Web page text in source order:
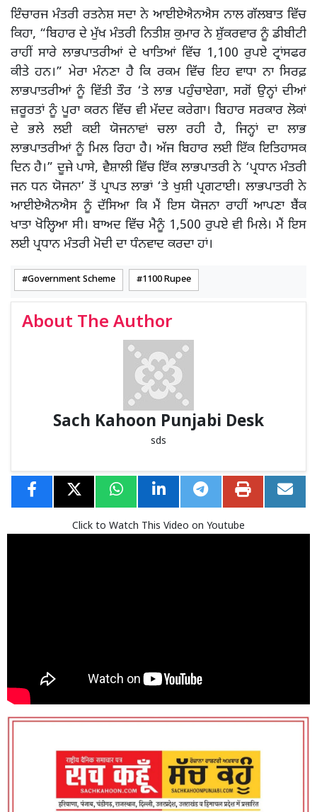
ਇੰਚਾਰਜ ਮੰਤਰੀ ਰਤਨੇਸ਼ ਸਦਾ ਨੇ ਆਈਏਐਨਐਸ ਨਾਲ ਗੱਲਬਾਤ ਵਿੱਚ
ਕਿਹਾ, “ਬਿਹਾਰ ਦੇ ਮੁੱਖ ਮੰਤਰੀ ਨਿਤੀਸ਼ ਕੁਮਾਰ ਨੇ ਸ਼ੁੱਕਰਵਾਰ ਨੂੰ ਡੀਬੀਟੀ
ਰਾਹੀਂ ਸਾਰੇ ਲਾਭਪਾਤਰੀਆਂ ਦੇ ਖਾਤਿਆਂ ਵਿੱਚ 1,100 ਰੁਪਏ ਟ੍ਰਾਂਸਫਰ
ਕੀਤੇ ਹਨ।” ਮੇਰਾ ਮੰਨਣਾ ਹੈ ਕਿ ਰਕਮ ਵਿੱਚ ਇਹ ਵਾਧਾ ਨਾ ਸਿਰਫ਼
ਲਾਭਪਾਤਰੀਆਂ ਨੂੰ ਵਿੱਤੀ ਤੌਰ ‘ਤੇ ਲਾਭ ਪਹੁੰਚਾਏਗਾ, ਸਗੋਂ ਉਨ੍ਹਾਂ ਦੀਆਂ
ਜ਼ਰੂਰਤਾਂ ਨੂੰ ਪੂਰਾ ਕਰਨ ਵਿੱਚ ਵੀ ਮੱਦਦ ਕਰੇਗਾ। ਬਿਹਾਰ ਸਰਕਾਰ ਲੋਕਾਂ
ਦੇ ਭਲੇ ਲਈ ਕਈ ਯੋਜਨਾਵਾਂ ਚਲਾ ਰਹੀ ਹੈ, ਜਿਨ੍ਹਾਂ ਦਾ ਲਾਭ
ਲਾਭਪਾਤਰੀਆਂ ਨੂੰ ਮਿਲ ਰਿਹਾ ਹੈ। ਅੱਜ ਬਿਹਾਰ ਲਈ ਇੱਕ ਇਤਿਹਾਸਕ
ਦਿਨ ਹੈ।” ਦੂਜੇ ਪਾਸੇ, ਵੈਸ਼ਾਲੀ ਵਿੱਚ ਇੱਕ ਲਾਭਪਾਤਰੀ ਨੇ ‘ਪ੍ਰਧਾਨ ਮੰਤਰੀ
ਜਨ ਧਨ ਯੋਜਨਾ’ ਤੋਂ ਪ੍ਰਾਪਤ ਲਾਭਾਂ ‘ਤੇ ਖੁਸ਼ੀ ਪ੍ਰਗਟਾਈ। ਲਾਭਪਾਤਰੀ ਨੇ
ਆਈਏਐਨਐਸ ਨੂੰ ਦੱਸਿਆ ਕਿ ਮੈਂ ਇਸ ਯੋਜਨਾ ਰਾਹੀਂ ਆਪਣਾ ਬੈਂਕ
ਖਾਤਾ ਖੋਲ੍ਹਿਆ ਸੀ। ਬਾਅਦ ਵਿੱਚ ਮੈਨੂੰ 1,500 ਰੁਪਏ ਵੀ ਮਿਲੇ। ਮੈਂ ਇਸ
ਲਈ ਪ੍ਰਧਾਨ ਮੰਤਰੀ ਮੋਦੀ ਦਾ ਧੰਨਵਾਦ ਕਰਦਾ ਹਾਂ।
Government Scheme 1100 Rupee
About The Author
Sach Kahoon Punjabi Desk
sds
Click to Watch This Video on Youtube